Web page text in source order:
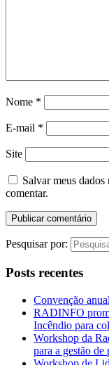
Nome *
E-mail *
Site
Salvar meus
comentar.
Pesquisar por:
Posts recentes
Convenção
RADINFO
Incêndio para
Workshop da
para a gestão de